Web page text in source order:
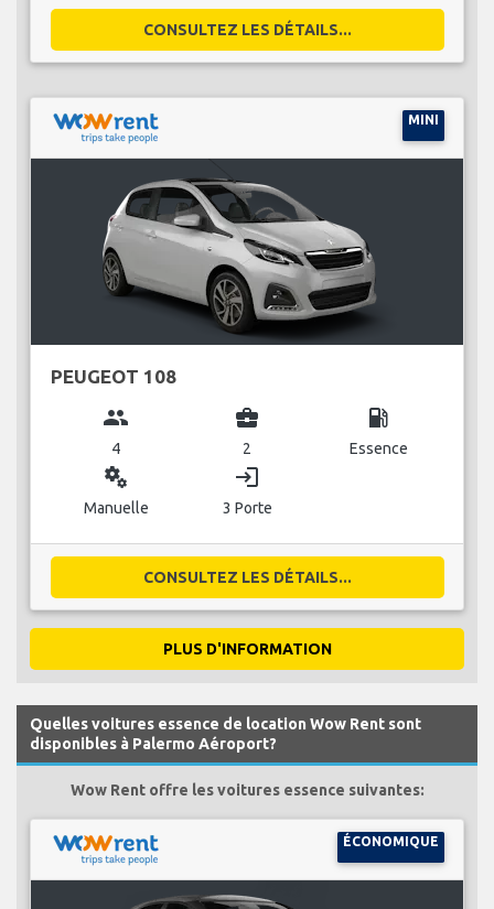
CONSULTEZ LES DÉTAILS...
MINI
PEUGEOT 108
group
4
business_center
2
local_gas_station
Essence
miscellaneous_services
Manuelle
login
3 Porte
CONSULTEZ LES DÉTAILS...
PLUS D'INFORMATION
Quelles voitures essence de location Wow Rent sont
disponibles à Palermo Aéroport?
Wow Rent offre les voitures essence suivantes:
ÉCONOMIQUE